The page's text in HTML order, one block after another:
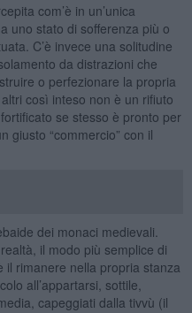
com’è in un’unica
uno stato di sofferenza più o
C’è invece una solitudine
da distrazioni che
o perfezionare la propria
così inteso non è un rifiuto
se stesso è pronto per
giusto “commercio” con il
dei monaci medievali.
il modo più semplice di
rimanere nella propria stanza
all’appartarsi, sottile,
capeggiati dalla tivvù (il